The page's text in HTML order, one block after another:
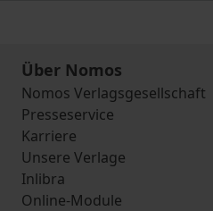
Über Nomos
Nomos Verlagsgesellschaft
Presseservice
Karriere
Unsere Verlage
Inlibra
Online-Module